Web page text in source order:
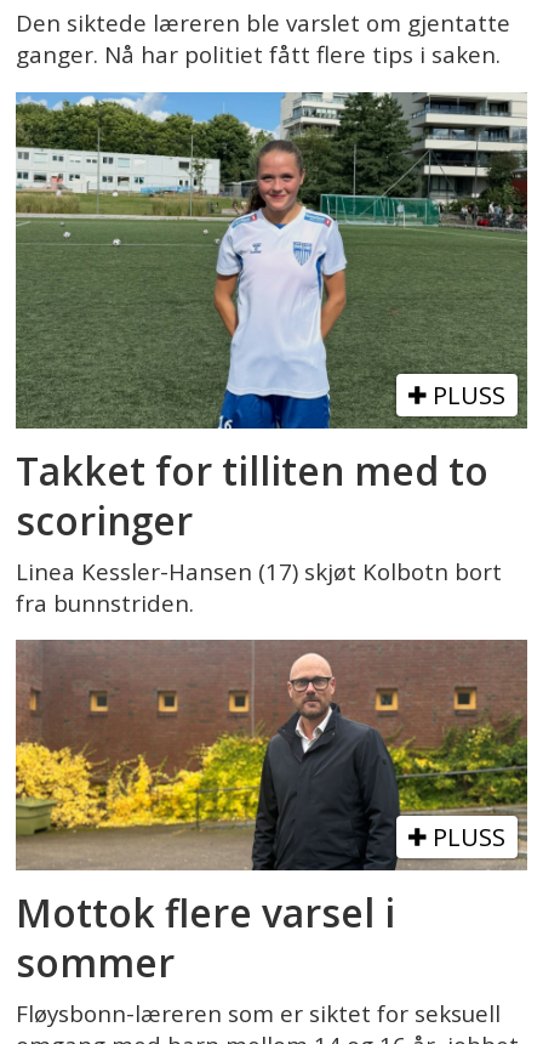
Den siktede læreren ble varslet om gjentatte
ganger. Nå har politiet fått flere tips i saken.
PLUSS
Takket for tilliten med to
scoringer
Linea Kessler-Hansen (17) skjøt Kolbotn bort
fra bunnstriden.
PLUSS
Mottok flere varsel i
sommer
Fløysbonn-læreren som er siktet for seksuell